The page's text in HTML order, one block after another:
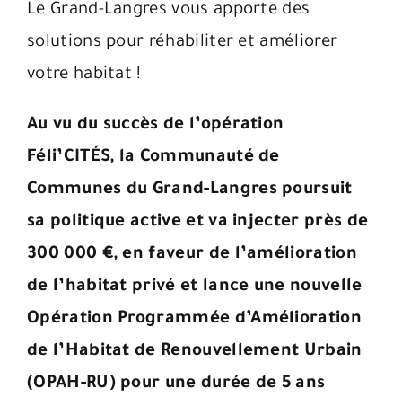
Le Grand-Langres vous apporte des
solutions pour réhabiliter et améliorer
votre habitat !
Au vu du succès de l’opération
Féli’CITÉS, la Communauté de
Communes du Grand-Langres poursuit
sa politique active et va injecter près de
300 000 €, en faveur de l’amélioration
de l’habitat privé et lance une nouvelle
Opération Programmée d’Amélioration
de l’Habitat de Renouvellement Urbain
(OPAH-RU) pour une durée de 5 ans